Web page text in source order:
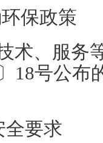
保政策
术、服务
18号公布
全要求